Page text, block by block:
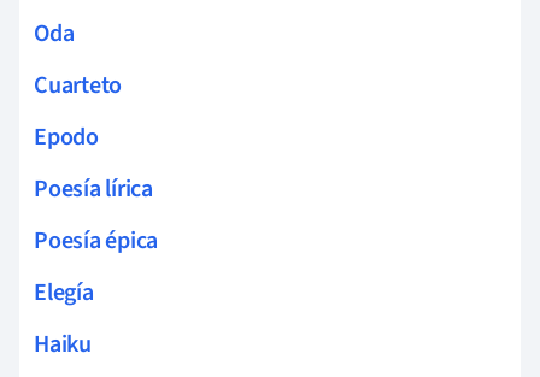
Oda
Cuarteto
Epodo
Poesía lírica
Poesía épica
Elegía
Haiku